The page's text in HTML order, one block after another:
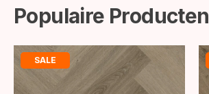
Populaire Producten
SALE